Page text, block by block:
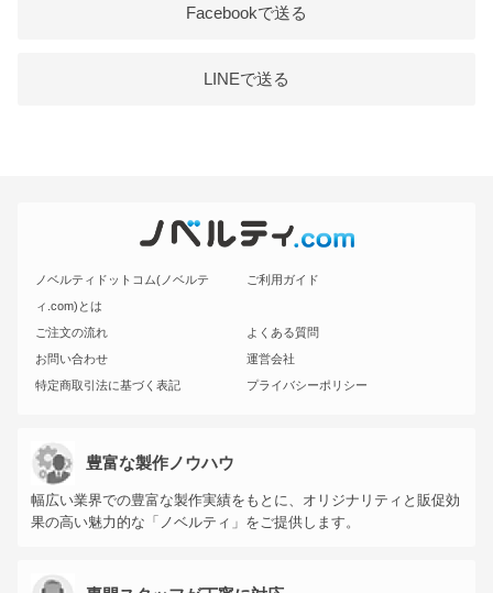
Facebookで送る
LINEで送る
ノベルティドットコム(ノベルテ
ィ.com)とは
ご利用ガイド
ご注文の流れ
よくある質問
お問い合わせ
運営会社
特定商取引法に基づく表記
プライバシーポリシー
豊富な製作ノウハウ
幅広い業界での豊富な製作実績をもとに、オリジナリティと販促効
果の高い魅力的な「ノベルティ」をご提供します。